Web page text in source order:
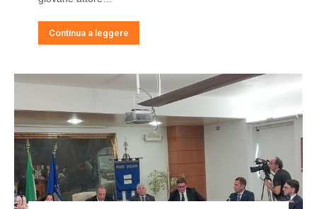
Continua a leggere